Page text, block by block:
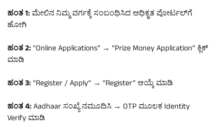
ಹಂತ 1:ಮೇಲಿನ ನಿಮ್ಮ ವರ್ಗಕ್ಕೆ ಸಂಬಂಧಿಸಿದ ಅಧಿಕೃತ ಪೋರ್ಟಲ್‌ಗೆ
ಹೋಗಿ
ಹಂತ 2:“Online Applications” → “Prize Money Application” ಕ್ಲಿಕ್
ಮಾಡಿ
ಹಂತ 3:“Register / Apply” → “Register” ಆಯ್ಕೆ ಮಾಡಿ
ಹಂತ 4:Aadhaar ಸಂಖ್ಯೆ ನಮೂದಿಸಿ → OTP ಮೂಲಕ Identity
Verify ಮಾಡಿ